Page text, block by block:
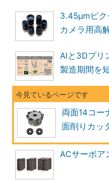
3.45μmピク
カメラ用高
AIと3Dプリ
製造期間を
両面14コー
面削りカッ
ACサーボア